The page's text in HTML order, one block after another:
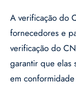
A verificação do
fornecedores e
verificação do
garantir que elas
em